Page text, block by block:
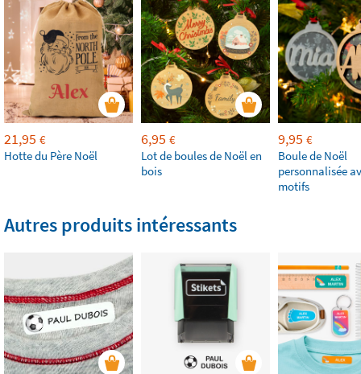
21,95 €
Hotte du Père Noël
6,95 €
Lot de boules de Noël en
bois
9,95 €
Boule de Noël
personnalisée
motifs
Autres produits intéressants